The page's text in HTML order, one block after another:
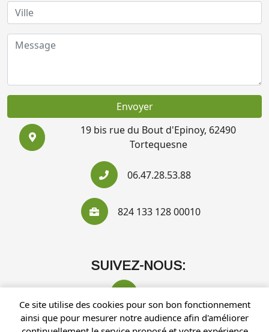
Envoyer
19 bis rue du Bout d'Epinoy, 62490
Tortequesne
06.47.28.53.88
824 133 128 00010
SUIVEZ-NOUS:
Ce site utilise des cookies pour son bon fonctionnement
ainsi que pour mesurer notre audience afin d'améliorer